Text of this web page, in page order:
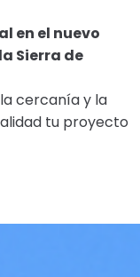
en el nuevo
Sierra de
cercanía y la
tu proyecto